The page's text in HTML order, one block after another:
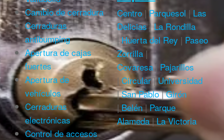
Cambio de cerradura
Cerraduras
antibumping
Apertura de cajas
fuertes
Apertura de
vehículos
Cerraduras
electrónicas
Control de accesos
Centro|Parquesol | Las
Delicias|La Rondilla
|Huerta del Rey | Paseo
Zorrilla |
Covaresa| Pajarillos
| Circular|Universidad
|San Pablo|Girón
|Belén|Parque
Alameda|La Victoria